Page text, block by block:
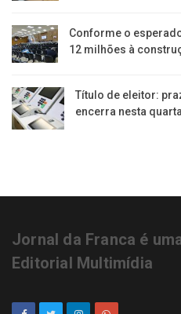
Conforme o
12 milhões à
Título de eleitor:
encerra nesta
Jornal da Franca é
Editorial Multimídia